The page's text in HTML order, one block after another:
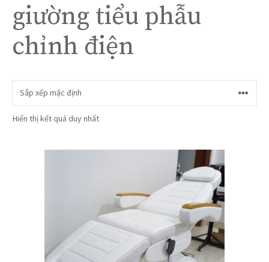
giường tiểu phẫu
chỉnh điện
Hiển thị kết quả duy nhất